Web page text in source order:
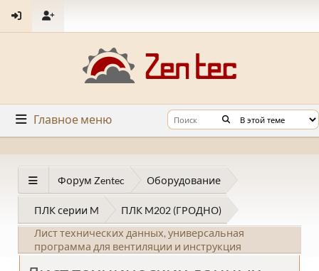
Главное меню
Форум Zentec Оборудование
ПЛК серии M
ПЛК M202 (ГРОДНО)
Лист технических данных, универсальная
программа для вентиляции и инструкция